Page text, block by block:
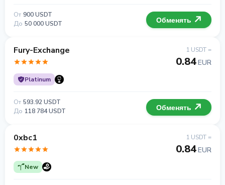
От 900 USDT
До 50 000 USDT Обменять
Fury-Exchange
Platinum
1 USDT =
0.84EUR
От 593.92 USDT
До 118 784 USDT Обменять
0xbc1
New
1 USDT =
0.84EUR